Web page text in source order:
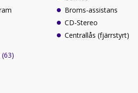
Broms-assistans
CD-Stereo
Centrallås (fjärrstyrt)
(63)